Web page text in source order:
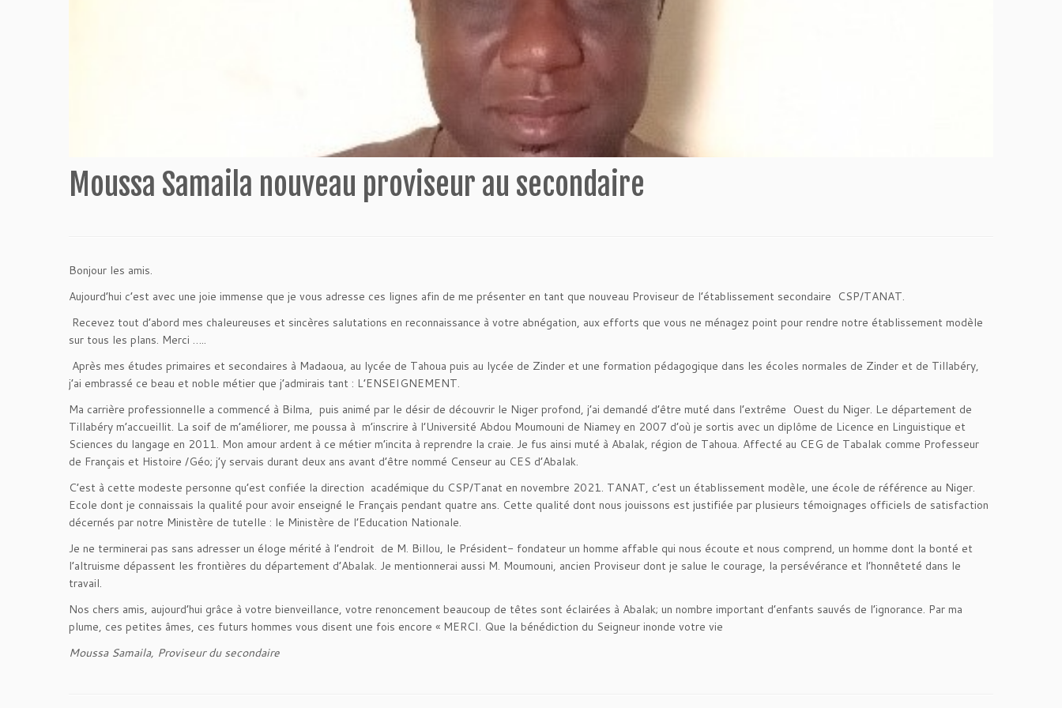
Moussa Samaila nouveau proviseur au secondaire
Bonjour les amis.
Aujourd’hui c’est avec une joie immense que je vous adresse ces lignes afin de me présenter en tant que nouveau Proviseur de l’établissement secondaire CSP/TANAT.
Recevez tout d’abord mes chaleureuses et sincères salutations en reconnaissance à votre abnégation, aux efforts que vous ne ménagez point pour rendre notre établissement modèle
sur tous les plans. Merci …..
Après mes études primaires et secondaires à Madaoua, au lycée de Tahoua puis au lycée de Zinder et une formation pédagogique dans les écoles normales de Zinder et de Tillabéry,
j’ai embrassé ce beau et noble métier que j’admirais tant : L’ENSEIGNEMENT.
Ma carrière professionnelle a commencé à Bilma, puis animé par le désir de découvrir le Niger profond, j’ai demandé d’être muté dans l’extrême Ouest du Niger. Le département de
Tillabéry m’accueillit. La soif de m’améliorer, me poussa à m’inscrire à l’Université Abdou Moumouni de Niamey en 2007 d’où je sortis avec un diplôme de Licence en Linguistique et
Sciences du langage en 2011. Mon amour ardent à ce métier m’incita à reprendre la craie. Je fus ainsi muté à Abalak, région de Tahoua. Affecté au CEG de Tabalak comme Professeur
de Français et Histoire /Géo; j’y servais durant deux ans avant d’être nommé Censeur au CES d’Abalak.
C’est à cette modeste personne qu’est confiée la direction académique du CSP/Tanat en novembre 2021. TANAT, c’est un établissement modèle, une école de référence au Niger.
Ecole dont je connaissais la qualité pour avoir enseigné le Français pendant quatre ans. Cette qualité dont nous jouissons est justifiée par plusieurs témoignages officiels de satisfaction
décernés par notre Ministère de tutelle : le Ministère de l’Education Nationale.
Je ne terminerai pas sans adresser un éloge mérité à l’endroit de M. Billou, le Président- fondateur un homme affable qui nous écoute et nous comprend, un homme dont la bonté et
l’altruisme dépassent les frontières du département d’Abalak. Je mentionnerai aussi M. Moumouni, ancien Proviseur dont je salue le courage, la persévérance et l’honnêteté dans le
travail.
Nos chers amis, aujourd’hui grâce à votre bienveillance, votre renoncement beaucoup de têtes sont éclairées à Abalak; un nombre important d’enfants sauvés de l’ignorance. Par ma
plume, ces petites âmes, ces futurs hommes vous disent une fois encore « MERCI. Que la bénédiction du Seigneur inonde votre vie
Moussa Samaila, Proviseur du secondaire